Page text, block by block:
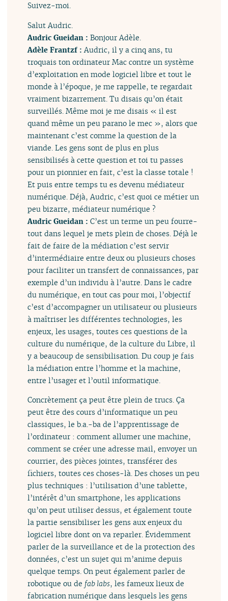
Suivez-moi.
Salut Audric.
Audric Gueidan :Bonjour Adèle.
Adèle Frantzf :Audric, il y a cinq ans, tu
troquais ton ordinateur Mac contre un système
d’exploitation en mode logiciel libre et tout le
monde à l’époque, je me rappelle, te regardait
vraiment bizarrement. Tu disais qu’on était
surveillés. Même moi je me disais « il est
quand même un peu parano le mec », alors que
maintenant c’est comme la question de la
viande. Les gens sont de plus en plus
sensibilisés à cette question et toi tu passes
pour un pionnier en fait, c’est la classe totale !
Et puis entre temps tu es devenu médiateur
numérique. Déjà, Audric, c’est quoi ce métier un
peu bizarre, médiateur numérique ?
Audric Gueidan :C’est un terme un peu fourre-
tout dans lequel je mets plein de choses. Déjà le
fait de faire de la médiation c’est servir
d’intermédiaire entre deux ou plusieurs choses
pour faciliter un transfert de connaissances, par
exemple d’un individu à l’autre. Dans le cadre
du numérique, en tout cas pour moi, l’objectif
c’est d’accompagner un utilisateur ou plusieurs
à maîtriser les différentes technologies, les
enjeux, les usages, toutes ces questions de la
culture du numérique, de la culture du Libre, il
y a beaucoup de sensibilisation. Du coup je fais
la médiation entre l’homme et la machine,
entre l’usager et l’outil informatique.
Concrètement ça peut être plein de trucs. Ça
peut être des cours d’informatique un peu
classiques, le b.a.-ba de l’apprentissage de
l’ordinateur : comment allumer une machine,
comment se créer une adresse mail, envoyer un
courrier, des pièces jointes, transférer des
fichiers, toutes ces choses-là. Des choses un peu
plus techniques : l’utilisation d’une tablette,
l’intérêt d’un smartphone, les applications
qu’on peut utiliser dessus, et également toute
la partie sensibiliser les gens aux enjeux du
logiciel libre dont on va reparler. Évidemment
parler de la surveillance et de la protection des
données, c’est un sujet qui m’anime depuis
quelque temps. On peut également parler de
robotique ou de fab labs, les fameux lieux de
fabrication numérique dans lesquels les gens